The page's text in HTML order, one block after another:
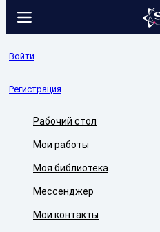
Войти
Регистрация
Рабочий стол
Мои работы
Моя библиотека
Мессенджер
Мои контакты